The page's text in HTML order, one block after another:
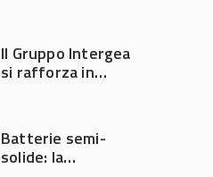
tempi e costi in
carrozzeria
Il Gruppo Intergea
si rafforza in
Batterie semi-
solide: la